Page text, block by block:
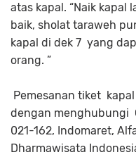
atas kapal. “Naik
baik, sholat taraweh
kapal di dek 7 yang
orang. ”
Pemesanan tiket
dengan menghubungi
021-162, Indomaret,
Dharmawisata